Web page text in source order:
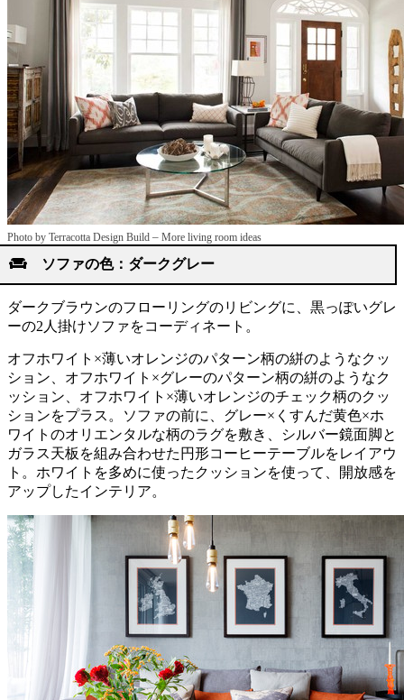
Photo by Terracotta Design Build – More living room ideas
ソファの色：ダークグレー
ダークブラウンのフローリングのリビングに、黒っぽいグレ
ーの2人掛けソファをコーディネート。
オフホワイト×薄いオレンジのパターン柄の絣のようなクッ
ション、オフホワイト×グレーのパターン柄の絣のようなク
ッション、オフホワイト×薄いオレンジのチェック柄のクッ
ションをプラス。ソファの前に、グレー×くすんだ黄色×ホ
ワイトのオリエンタルな柄のラグを敷き、シルバー鏡面脚と
ガラス天板を組み合わせた円形コーヒーテーブルをレイアウ
ト。ホワイトを多めに使ったクッションを使って、開放感を
アップしたインテリア。